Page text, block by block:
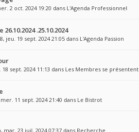
2 oct. 2024 19:20 dans L'Agenda Professionnel
.25.10.2024
, jeu. 19 sept. 2024 21:05 dans L'Agenda Passion
sept. 2024 11:13 dans Les Membres se présentent
11 sept. 2024 21:40 dans Le Bistrot
, mar. 23 juil. 2024 07:37 dans Recherche